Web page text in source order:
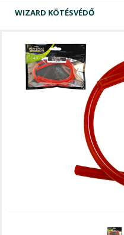
WIZARD KÖTÉSVÉDŐ